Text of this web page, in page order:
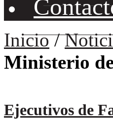
Inicio/
Ministerio
Ejecutivos de